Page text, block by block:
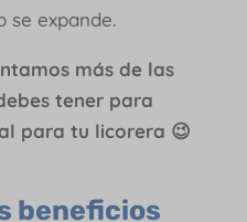
se expande.
más de las
tener para
para tu licorera 😉
beneficios